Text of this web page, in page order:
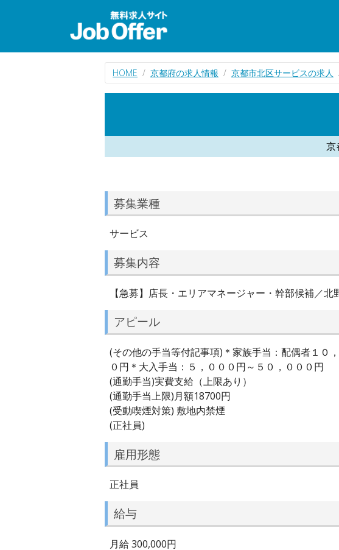
HOME 京都府の求人情報 京都市北区サービスの求人
京
募集業種
サービス
募集内容
【急募】店長・エリアマネージャー・幹部候補／北
アピール
(その他の手当等付記事項)＊家族手当：配偶者１０
０円＊大入手当：５，０００円～５０，０００円
(通勤手当)実費支給（上限あり）
(通勤手当上限)月額18700円
(受動喫煙対策) 敷地内禁煙
(正社員)
雇用形態
正社員
給与
月給 300,000円